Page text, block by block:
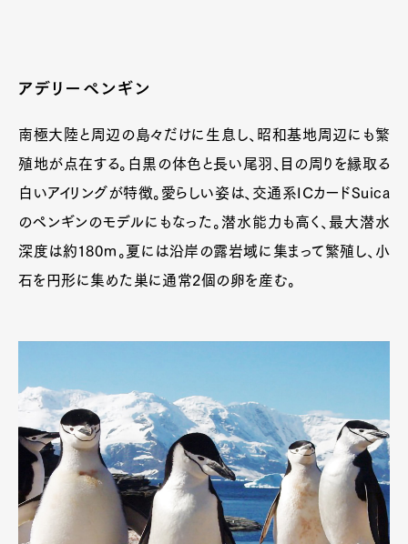
アデリーペンギン
南極大陸と周辺の島々だけに生息し、昭和基地周辺にも繁
殖地が点在する。白黒の体色と長い尾羽、目の周りを縁取る
白いアイリングが特徴。愛らしい姿は、交通系ICカードSuica
のペンギンのモデルにもなった。潜水能力も高く、最大潜水
深度は約180ｍ。夏には沿岸の露岩域に集まって繁殖し、小
石を円形に集めた巣に通常2個の卵を産む。